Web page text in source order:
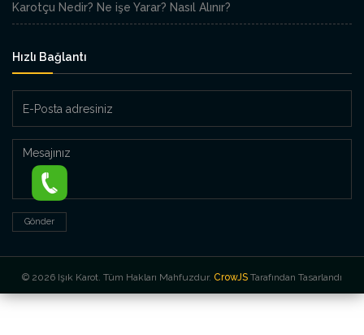
Karotçu Nedir? Ne işe Yarar? Nasıl Alınır?
Hızlı Bağlantı
Posta
adresiniz
Mesajınız
Gönder
© 2026 Işık Karot. Tüm Hakları Mahfuzdur. CrowJS Tarafından Tasarlandı